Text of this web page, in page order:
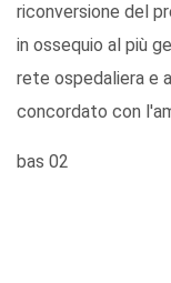
riconversione del
in ossequio al più
rete ospedaliera e
concordato con
bas 02